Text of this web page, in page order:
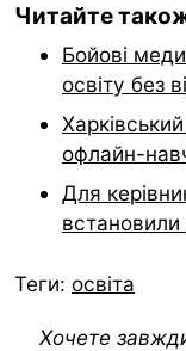
Читайте
Бойові
освіту без
офлайн-
Для
встановили
Теги: освіта
Хочете